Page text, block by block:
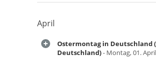
April
Ostermontag in Deutschland
Deutschland)- Montag, 01.